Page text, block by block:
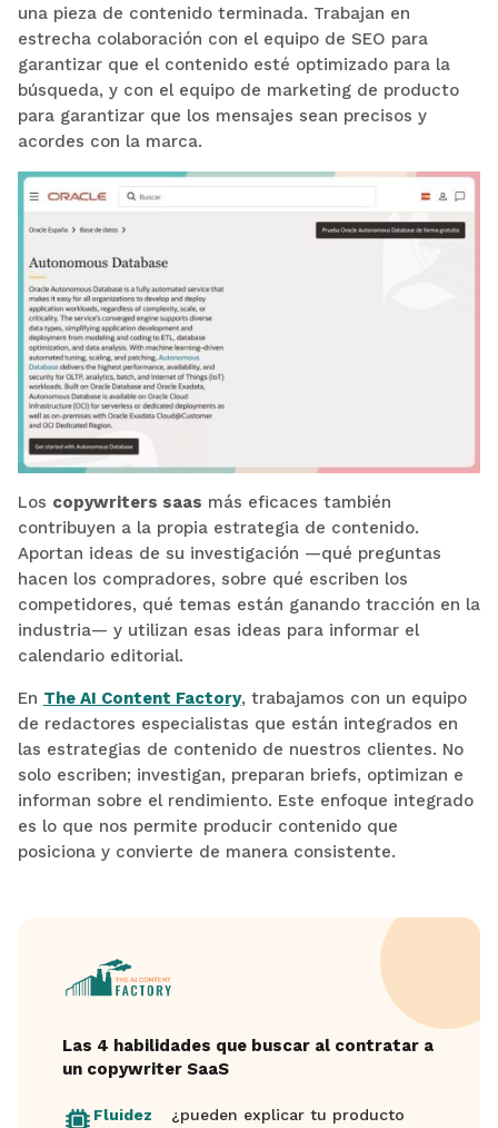
una pieza de contenido terminada. Trabajan en
estrecha colaboración con el equipo de SEO para
garantizar que el contenido esté optimizado para la
búsqueda, y con el equipo de marketing de producto
para garantizar que los mensajes sean precisos y
acordes con la marca.
Los copywriters saas más eficaces también
contribuyen a la propia estrategia de contenido.
Aportan ideas de su investigación —qué preguntas
hacen los compradores, sobre qué escriben los
competidores, qué temas están ganando tracción en la
industria— y utilizan esas ideas para informar el
calendario editorial.
En The AI Content Factory, trabajamos con un equipo
de redactores especialistas que están integrados en
las estrategias de contenido de nuestros clientes. No
solo escriben; investigan, preparan briefs, optimizan e
informan sobre el rendimiento. Este enfoque integrado
es lo que nos permite producir contenido que
posiciona y convierte de manera consistente.
Las 4 habilidades que buscar al contratar a
un copywriter SaaS
Fluidez
¿pueden explicar tu producto